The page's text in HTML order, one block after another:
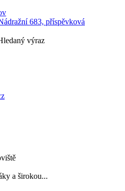
683, příspěvková
výraz
a širokou...